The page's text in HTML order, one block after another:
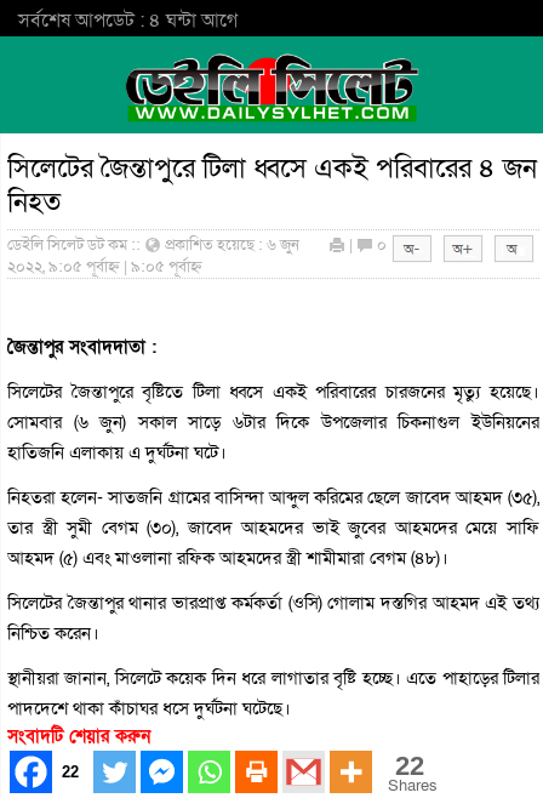
সর্বশেষ আপডেট : ৪ ঘন্টা আগে
সিলেটের জৈন্তাপুরে টিলা ধ্বসে একই পরিবারের ৪ জন
নিহত
ডেইলি সিলেট ডট কম ::
প্রকাশিত হয়েছে : ৬ জুন
২০২২, ৯:০৫ পূর্বাহ্ন | ৯:০৫ পূর্বাহ্ন
| ০
জৈন্তাপুর সংবাদদাতা :
সিলেটের জৈন্তাপুরে বৃষ্টিতে টিলা ধ্বসে একই পরিবারের চারজনের মৃত্যু হয়েছে।
সোমবার (৬ জুন) সকাল সাড়ে ৬টার দিকে উপজেলার চিকনাগুল ইউনিয়নের
হাতিজনি এলাকায় এ দুর্ঘটনা ঘটে।
নিহতরা হলেন- সাতজনি গ্রামের বাসিন্দা আব্দুল করিমের ছেলে জাবেদ আহমদ (৩৫),
তার স্ত্রী সুমী বেগম (৩০), জাবেদ আহমদের ভাই জুবের আহমদের মেয়ে সাফি
আহমদ (৫) এবং মাওলানা রফিক আহমদের স্ত্রী শামীমারা বেগম (৪৮)।
সিলেটের জৈন্তাপুর থানার ভারপ্রাপ্ত কর্মকর্তা (ওসি) গোলাম দস্তগির আহমদ এই তথ্য
নিশ্চিত করেন।
স্থানীয়রা জানান, সিলেটে কয়েক দিন ধরে লাগাতার বৃষ্টি হচ্ছে। এতে পাহাড়ের টিলার
পাদদেশে থাকা কাঁচাঘর ধসে দুর্ঘটনা ঘটেছে।
সংবাদটি শেয়ার করুন
22 22
Shares